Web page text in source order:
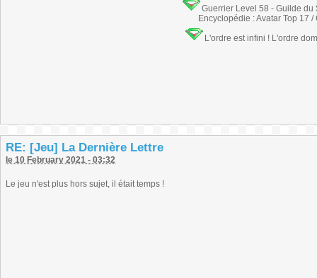
Guerrier Level 58 - Guilde
Encyclopédie : Avatar Top 17 /
L'ordre est infini ! L'ordre
RE: [Jeu] La Dernière Lettre
le 10 February 2021 - 03:32
Le jeu n'est plus hors sujet, il était temps !